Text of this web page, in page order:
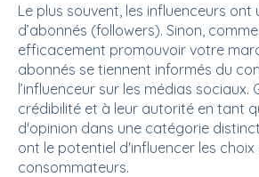
Le plus souvent, les influenceurs
d’abonnés (followers). Sinon,
efficacement promouvoir votre
abonnés se tiennent informés du
l’influenceur sur les médias sociaux.
crédibilité et à leur autorité en tant
d'opinion dans une catégorie
ont le potentiel d'influencer les choix
consommateurs.